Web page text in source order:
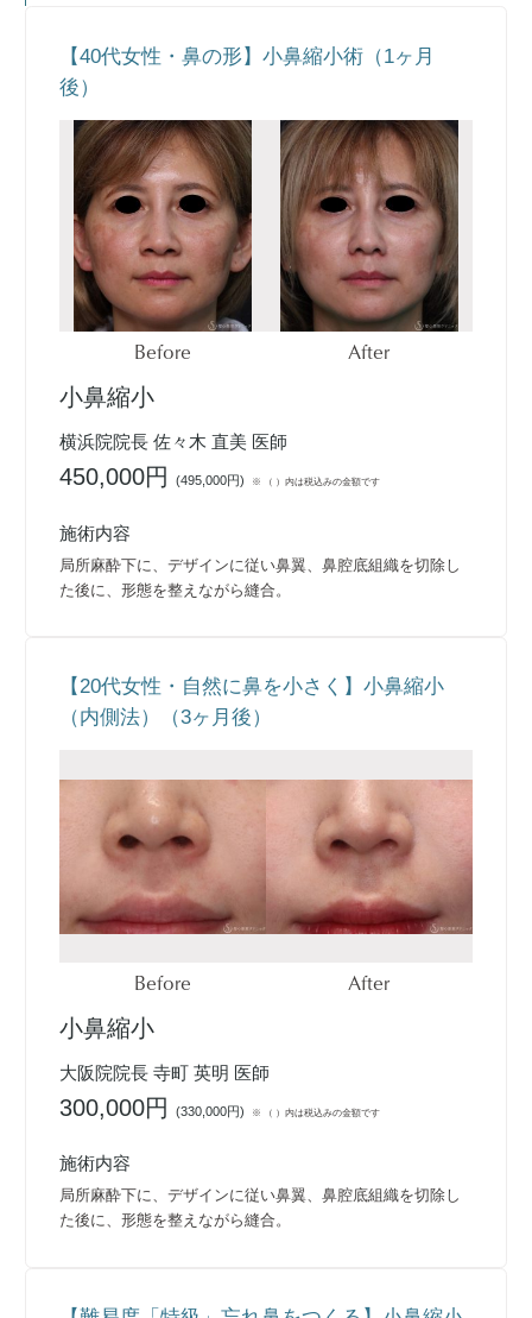
【40代女性・鼻の形】小鼻縮小術（1ヶ月
後）
Before After
小鼻縮小
横浜院院長 佐々木 直美 医師
450,000円(495,000円) ※ （ ）内は税込みの金額です
施術内容
局所麻酔下に、デザインに従い鼻翼、鼻腔底組織を切除し
た後に、形態を整えながら縫合。
【20代女性・自然に鼻を小さく】小鼻縮小
（内側法）（3ヶ月後）
Before After
小鼻縮小
大阪院院長 寺町 英明 医師
300,000円(330,000円) ※ （ ）内は税込みの金額です
施術内容
局所麻酔下に、デザインに従い鼻翼、鼻腔底組織を切除し
た後に、形態を整えながら縫合。